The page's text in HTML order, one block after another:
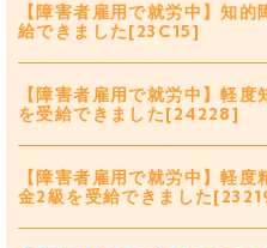
【障害者雇用で就労中】知
給できました[23C15]
【障害者雇用で就労中】軽
を受給できました[24228]
【障害者雇用で就労中】軽
金2級を受給できました